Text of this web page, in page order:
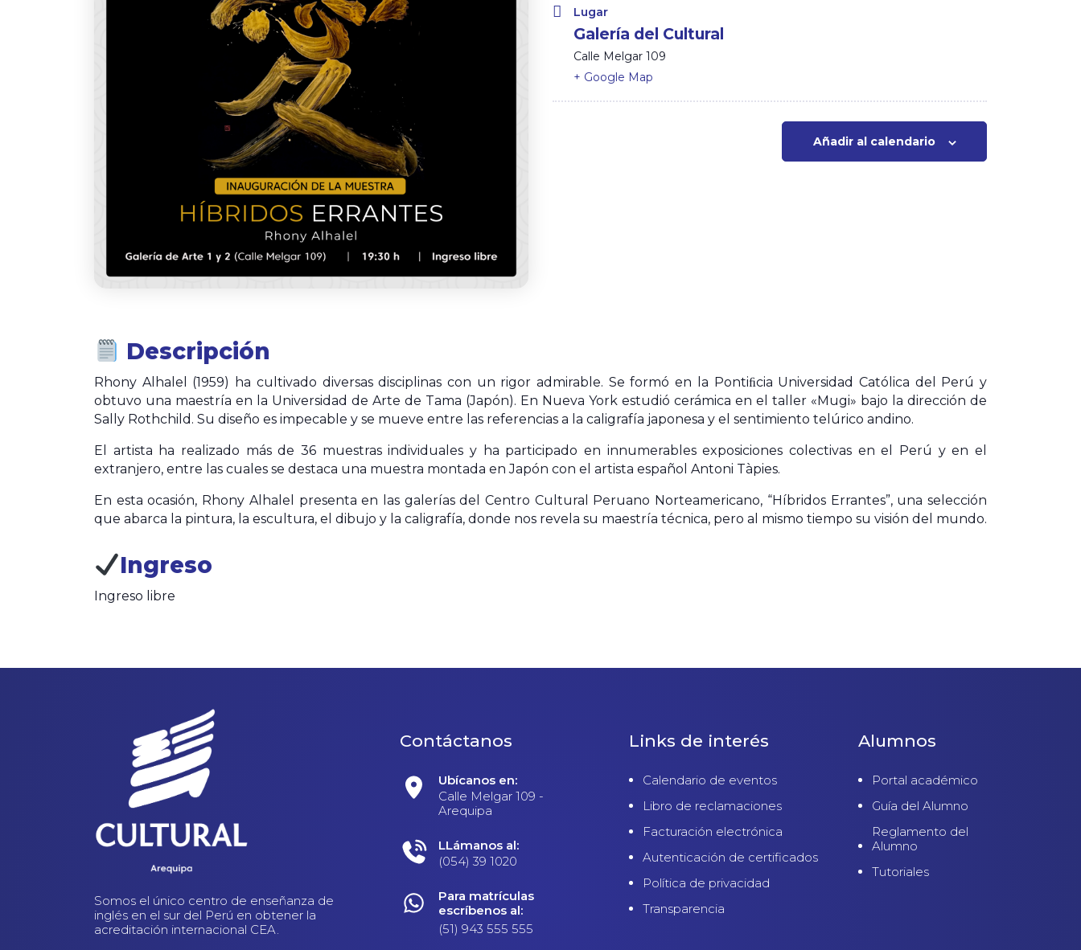
Lugar
Galería del Cultural
Calle Melgar 109
+ Google Map
Añadir al calendario
Descripción
Rhony Alhalel (1959) ha cultivado diversas disciplinas con un rigor admirable. Se formó en la Pontiﬁcia Universidad Católica del Perú y
obtuvo una maestría en la Universidad de Arte de Tama (Japón). En Nueva York estudió cerámica en el taller «Mugi» bajo la dirección de
Sally Rothchild. Su diseño es impecable y se mueve entre las referencias a la caligrafía japonesa y el sentimiento telúrico andino.
El artista ha realizado más de 36 muestras individuales y ha participado en innumerables exposiciones colectivas en el Perú y en el
extranjero, entre las cuales se destaca una muestra montada en Japón con el artista español Antoni Tàpies.
En esta ocasión, Rhony Alhalel presenta en las galerías del Centro Cultural Peruano Norteamericano, “Híbridos Errantes”, una selección
que abarca la pintura, la escultura, el dibujo y la caligrafía, donde nos revela su maestría técnica, pero al mismo tiempo su visión del mundo.
Ingreso
Ingreso libre
Somos el único centro de enseñanza de
inglés en el sur del Perú en obtener la
acreditación internacional CEA.
Contáctanos
Ubícanos en:
Calle Melgar 109 -
Arequipa
LLámanos al:
(054) 39 1020
Para matrículas
escríbenos al:
(51) 943 555 555
Links de interés
Calendario de eventos
Libro de reclamaciones
Facturación electrónica
Autenticación de certificados
Política de privacidad
Transparencia
Alumnos
Portal académico
Guía del Alumno
Reglamento del
Alumno
Tutoriales